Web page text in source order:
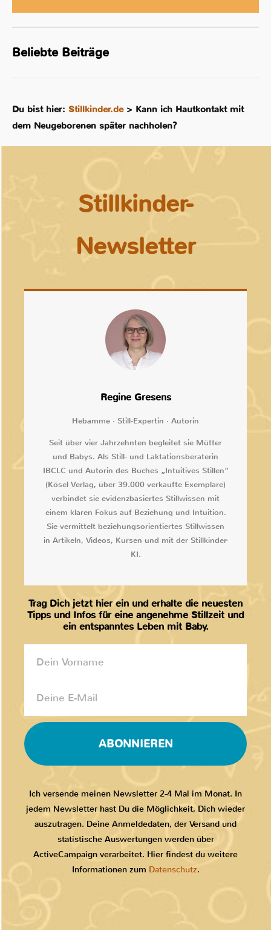
Beliebte Beiträge
Du bist hier: Stillkinder.de> Kann ich Hautkontakt mit
dem Neugeborenen später nachholen?
Stillkinder-
Newsletter
Regine Gresens
Hebamme · Still-Expertin · Autorin
Seit über vier Jahrzehnten begleitet sie Mütter
und Babys. Als Still- und Laktationsberaterin
IBCLC und Autorin des Buches „Intuitives Stillen“
(Kösel Verlag, über 39.000 verkaufte Exemplare)
verbindet sie evidenzbasiertes Stillwissen mit
einem klaren Fokus auf Beziehung und Intuition.
Sie vermittelt beziehungsorientiertes Stillwissen
in Artikeln, Videos, Kursen und mit der Stillkinder-
KI.
Trag Dich jetzt hier ein und erhalte die neuesten
Tipps und Infos für eine angenehme Stillzeit und
ein entspanntes Leben mit Baby.
ABONNIEREN
Ich versende meinen Newsletter 2-4 Mal im Monat. In
jedem Newsletter hast Du die Möglichkeit, Dich wieder
auszutragen. Deine Anmeldedaten, der Versand und
statistische Auswertungen werden über
ActiveCampaign verarbeitet. Hier findest du weitere
Informationen zum Datenschutz.